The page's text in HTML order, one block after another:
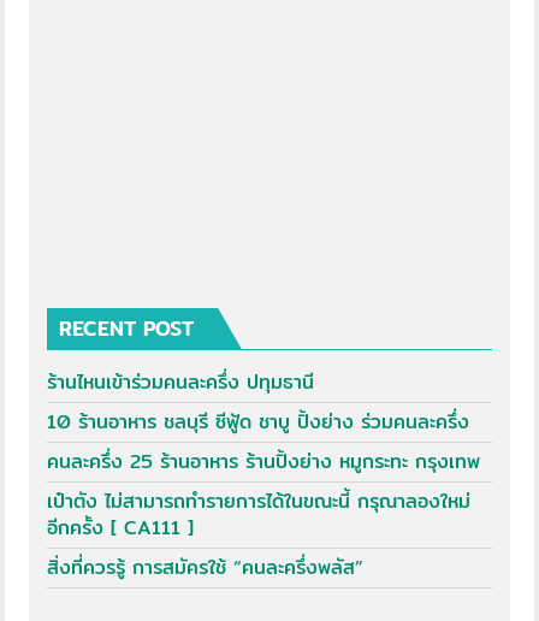
RECENT POST
ร้านไหนเข้าร่วมคนละครึ่ง ปทุมธานี
10 ร้านอาหาร ชลบุรี ซีฟู้ด ชาบู ปิ้งย่าง ร่วมคนละครึ่ง
คนละครึ่ง 25 ร้านอาหาร ร้านปิ้งย่าง หมูกระทะ กรุงเทพ
เป๋าตัง ไม่สามารถทำรายการได้ในขณะนี้ กรุณาลองใหม่
อีกครั้ง [ CA111 ]
สิ่งที่ควรรู้ การสมัครใช้ “คนละครึ่งพลัส”